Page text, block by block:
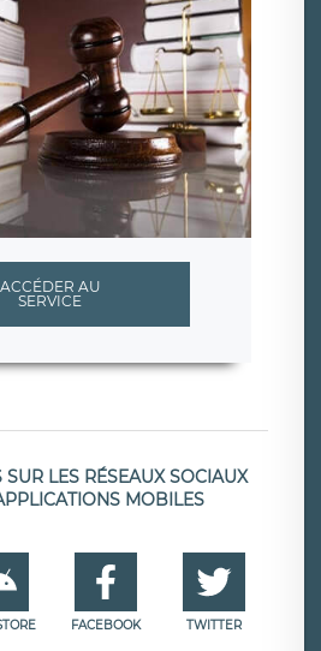
ACCÉDER AU
SERVICE
LES RÉSEAUX SOCIAUX
MOBILES
FACEBOOK TWITTER